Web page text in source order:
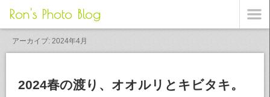
Ron's Photo Blog
アーカイブ: 2024年4月
2024春の渡り、オオルリとキビタキ。